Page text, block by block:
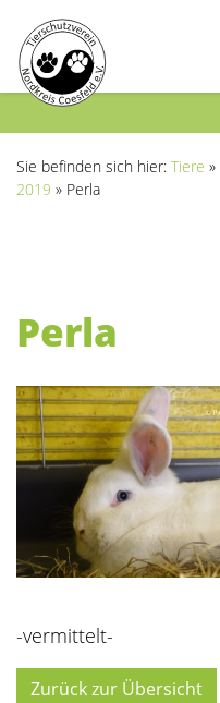
Sie befinden sich hier: Tiere »
2019 » Perla
Perla
-vermittelt-
Zurück zur Übersicht